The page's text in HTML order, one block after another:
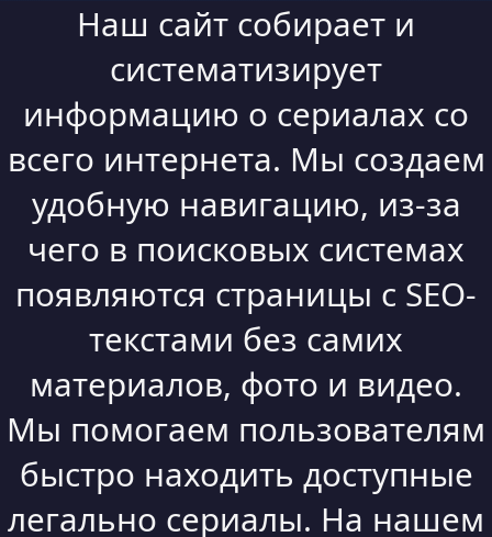
Наш сайт собирает и
систематизирует
информацию о сериалах со
всего интернета. Мы создаем
удобную навигацию, из-за
чего в поисковых системах
появляются страницы с SEO-
текстами без самих
материалов, фото и видео.
Мы помогаем пользователям
быстро находить доступные
легально сериалы. На нашем